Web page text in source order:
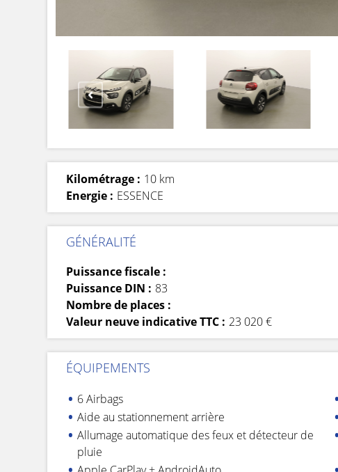
Kilométrage : 10 km
Energie : ESSENCE
GÉNÉRALITÉ
Puissance fiscale :
Puissance DIN : 83
Nombre de places :
Valeur neuve indicative TTC : 23 020 €
ÉQUIPEMENTS
6 Airbags
Aide au stationnement arrière
Allumage automatique des feux et détecteur de
pluie